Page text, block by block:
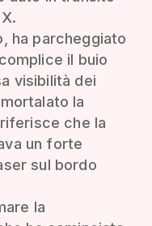
ha parcheggiato
il buio
visibilità dei
la
che la
un forte
sul bordo
la